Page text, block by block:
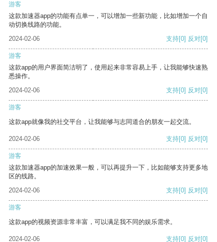
游客
这款加速器app的功能有点单一，可以增加一些新功能，比如增加一个自
动切换线路的功能。
2024-02-06
支持[0] 反对[0]
游客
这款app的用户界面简洁明了，使用起来非常容易上手，让我能够快速熟
悉操作。
2024-02-06
支持[0] 反对[0]
游客
这款app就像我的社交平台，让我能够与志同道合的朋友一起交流。
2024-02-06 支持[0] 反对[0]
游客
这款加速器app的加速效果一般，可以再提升一下，比如能够支持更多地
区的线路。
2024-02-06
支持[0] 反对[0]
游客
这款app的视频资源非常丰富，可以满足我不同的娱乐需求。
2024-02-06 支持[0] 反对[0]